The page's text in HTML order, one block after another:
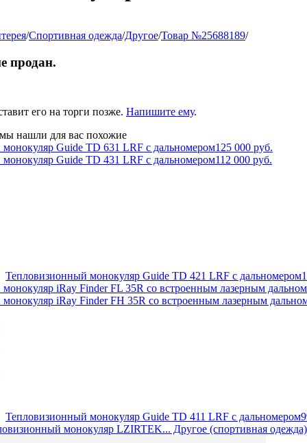
/Спортивная одежда/Другое/Товар №25688189/
продан.
его на торги позже. Напишите ему.
нашли для вас похожие
Guide TD 631 LRF с дальномером125 000 руб.
Guide TD 431 LRF с дальномером112 000 руб.
Тепловизионный монокуляр Guide TD 421 LRF с дальномером
iRay Finder FL 35R со встроенным лазерным
iRay Finder FH 35R со встроенным лазерным
Тепловизионный монокуляр Guide TD 411 LRF с дальномером